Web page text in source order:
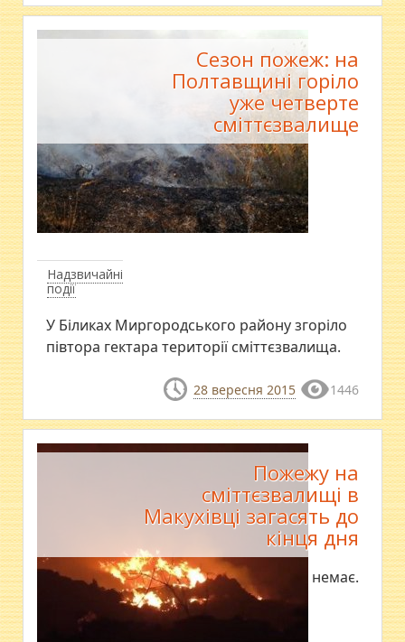
Надзвичайні
події
Сезон пожеж: на
Полтавщині горіло
уже четверте
сміттєзвалище
У Біликах Миргородського району згоріло
півтора гектара території сміттєзвалища.
28 вересня 2015 1446
Пожежу на
сміттєзвалищі в
Макухівці загасять до
кінця дня
Відкритого вогню вже немає.